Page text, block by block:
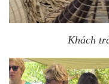
Khách